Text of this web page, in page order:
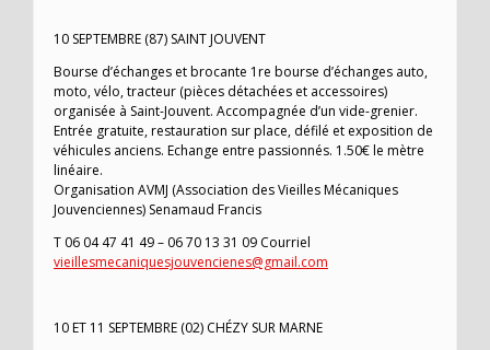
10 SEPTEMBRE (87) SAINT JOUVENT
Bourse d’échanges et brocante 1re bourse d’échanges auto,
moto, vélo, tracteur (pièces détachées et accessoires)
organisée à Saint-Jouvent. Accompagnée d’un vide-grenier.
Entrée gratuite, restauration sur place, défilé et exposition de
véhicules anciens. Echange entre passionnés. 1.50€ le mètre
linéaire.
Organisation AVMJ (Association des Vieilles Mécaniques
Jouvenciennes) Senamaud Francis
T 06 04 47 41 49 – 06 70 13 31 09 Courriel
vieillesmecaniquesjouvencienes@gmail.com
10 ET 11 SEPTEMBRE (02) CHÉZY SUR MARNE